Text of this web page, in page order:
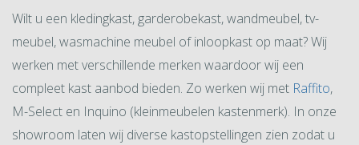
Wilt u een kledingkast, garderobekast, wandmeubel, tv-
meubel, wasmachine meubel of inloopkast op maat? Wij
werken met verschillende merken waardoor wij een
compleet kast aanbod bieden. Zo werken wij met Raffito,
M-Select en Inquino (kleinmeubelen kastenmerk). In onze
showroom laten wij diverse kastopstellingen zien zodat u